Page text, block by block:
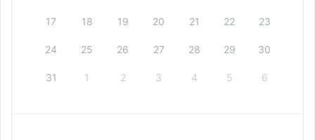
17 18 19 20 21 22 23
24 25 26 27 28 29 30
31 1 2 3 4 5 6